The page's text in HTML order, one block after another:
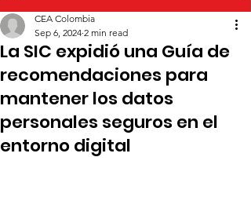
La SIC expidió una Guía de
recomendaciones para
mantener los datos
personales seguros en el
entorno digital
CEA Colombia
Sep 6, 2024 2 min read